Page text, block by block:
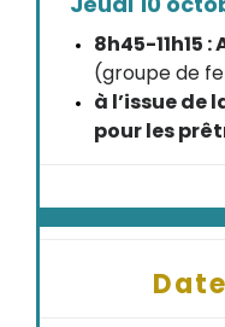
8h45-11h15
(groupe de
à l’issue de
pour les